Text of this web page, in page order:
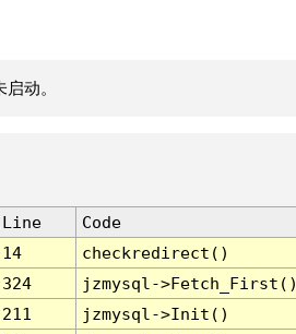
动。
Line
Code
14
checkredirect()
324
jzmysql-
211
jzmysql->Init()